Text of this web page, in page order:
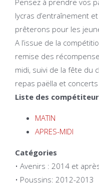
lycras d’entraînement
prêterons pour les
A l’issue de la
remise des
midi, suivi de la fête du
repas paëlla et
Liste des
MATIN
APRES-MIDI
Catégories
• Avenirs : 2014 et
• Poussins: 2012-2013